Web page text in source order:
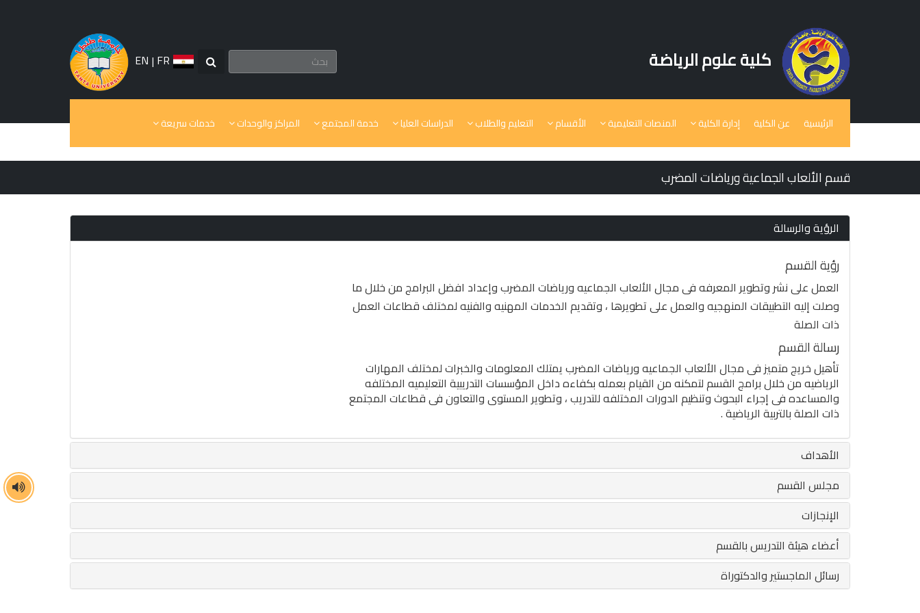
كلية علوم الرياضة EN | FR
الرئيسية عن الكلية إدارة الكلية المنصات التعليمية الأقسام التعليم والطلاب الدراسات العليا خدمة المجتمع المراكز والوحدات خدمات سريعة
قسم الألعاب الجماعية ورياضات المضرب
الرؤية والرسالة
رؤية القسم
العمل على نشر وتطوير المعرفه فى مجال الألعاب الجماعيه ورياضات المضرب وإعداد افضل البرامج من خلال ما
وصلت إليه التطبيقات المنهجيه والعمل على تطويرها ، وتقديم الخدمات المهنيه والفنيه لمختلف قطاعات العمل
ذات الصلة
رسالة القسم
تأهيل خريج متميز فى مجال الألعاب الجماعيه ورياضات المضرب يمتلك المعلومات والخبرات لمختلف المهارات
الرياضيه من خلال برامج القسم لتمكنه من القيام بعمله بكفاءه داخل المؤسسات التدريبية التعليميه المختلفه
والمساعده فى إجراء البحوث وتنظيم الدورات المختلفه للتدريب ، وتطوير المستوى والتعاون فى قطاعات المجتمع
ذات الصلة بالتربية الرياضية .
الأهداف
مجلس القسم
الإنجازات
أعضاء هيئة التدريس بالقسم
رسائل الماجستير والدكتوراة